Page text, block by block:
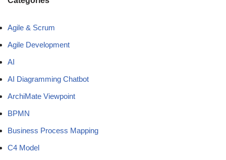
Agile & Scrum
Agile Development
AI
AI Diagramming Chatbot
ArchiMate Viewpoint
BPMN
Business Process Mapping
C4 Model